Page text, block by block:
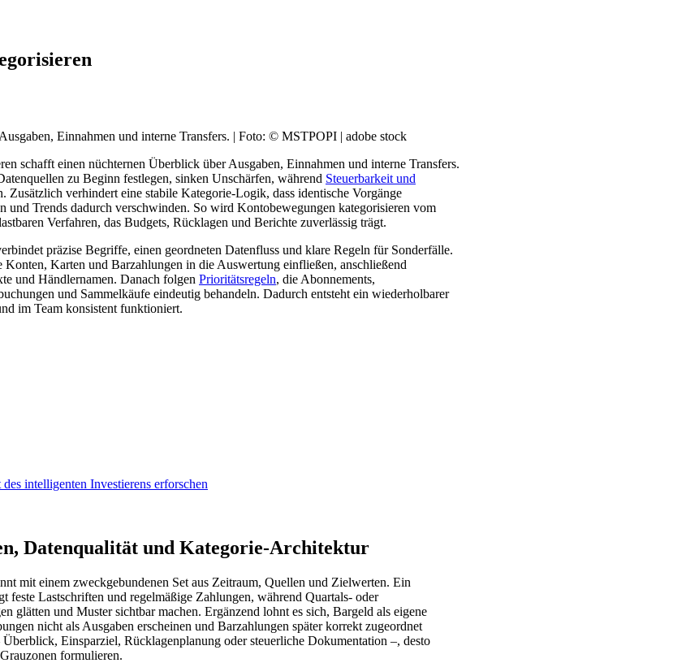
Einnahmen und interne Transfers. | Foto: © MSTPOPI | adobe stock
schafft einen nüchternen Überblick über Ausgaben, Einnahmen und interne Transfers.
zu Beginn festlegen, sinken Unschärfen, während Steuerbarkeit und
Zusätzlich verhindert eine stabile Kategorie-Logik, dass identische Vorgänge
und Trends dadurch verschwinden. So wird Kontobewegungen kategorisieren vom
Verfahren, das Budgets, Rücklagen und Berichte zuverlässig trägt.
präzise Begriffe, einen geordneten Datenfluss und klare Regeln für Sonderfälle.
Konten, Karten und Barzahlungen in die Auswertung einfließen, anschließend
und Händlernamen. Danach folgen Prioritätsregeln, die Abonnements,
und Sammelkäufe eindeutig behandeln. Dadurch entsteht ein wiederholbarer
im Team konsistent funktioniert.
intelligenten Investierens erforschen
Datenqualität und Kategorie-Architektur
mit einem zweckgebundenen Set aus Zeitraum, Quellen und Zielwerten. Ein
feste Lastschriften und regelmäßige Zahlungen, während Quartals- oder
glätten und Muster sichtbar machen. Ergänzend lohnt es sich, Bargeld als eigene
nicht als Ausgaben erscheinen und Barzahlungen später korrekt zugeordnet
Einsparziel, Rücklagenplanung oder steuerliche Dokumentation –, desto
formulieren.